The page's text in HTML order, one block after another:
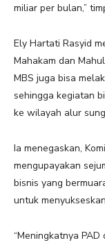
miliar per bulan,”
Ely Hartati Rasyid
Mahakam dan
MBS juga bisa
sehingga kegiatan
ke wilayah alur
Ia menegaskan,
mengupayakan
bisnis yang
untuk
“Meningkatnya